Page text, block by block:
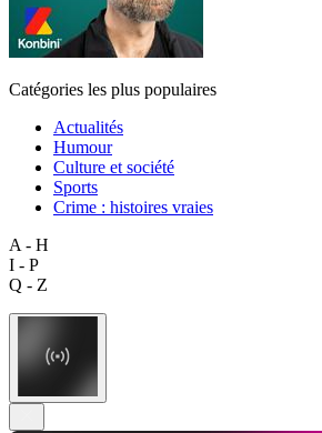
Catégories les plus populaires
Actualités
Humour
Culture et société
Sports
Crime : histoires vraies
A - H
I - P
Q - Z